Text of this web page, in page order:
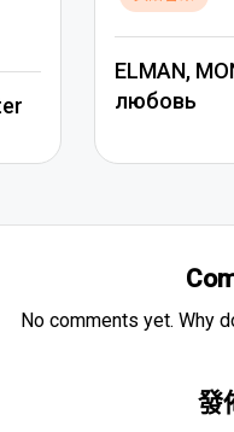
ELMAN,
любовь
No comments yet. Why
發